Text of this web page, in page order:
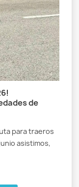
de
para traeros
asistimos,